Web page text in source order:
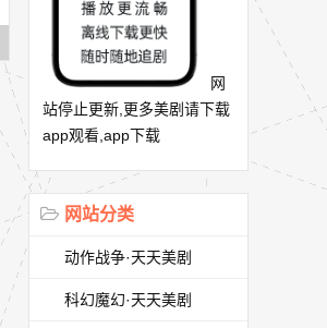
网
站停止更新,更多美剧请下载
app观看,app下载
网站分类
动作战争·天天美剧
科幻魔幻·天天美剧